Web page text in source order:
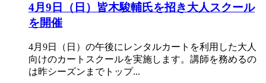
4月9日（日）皆木駿輔氏を招き大人スクール
を開催
4月9日（日）の午後にレンタルカートを利用した大人
向けのカートスクールを実施します。講師を務めるの
は昨シーズンまでトップ...